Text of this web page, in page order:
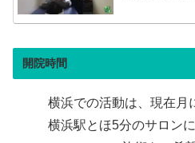
開院時間
横浜での活動は、現在月
横浜駅とほ5分のサロン